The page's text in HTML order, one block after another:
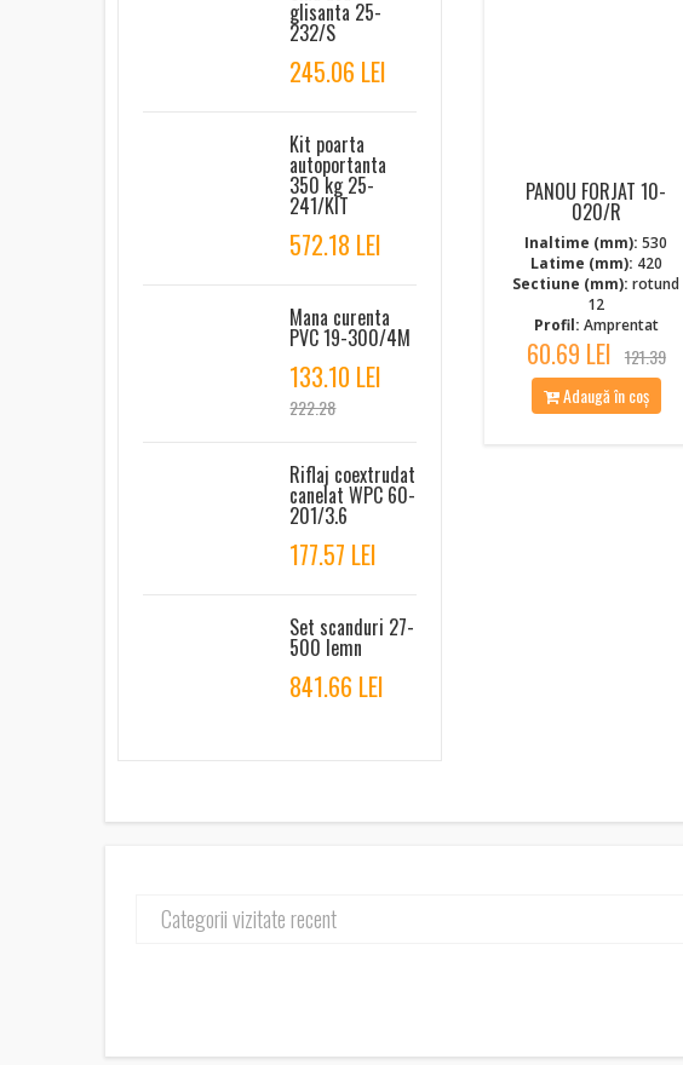
PANOU FORJAT 10-
020/R
Inaltime (mm): 530
Latime (mm): 420
Sectiune (mm): rotund
12
Profil: Amprentat
60.69 LEI 121.39
Adaugă în coș
glisanta 25-
232/S
245.06 LEI
Kit poarta
autoportanta
350 kg 25-
241/KIT
572.18 LEI
Mana curenta
PVC 19-300/4M
133.10 LEI
222.28
Riflaj coextrudat
canelat WPC 60-
201/3.6
177.57 LEI
Set scanduri 27-
500 lemn
841.66 LEI
Categorii vizitate recent